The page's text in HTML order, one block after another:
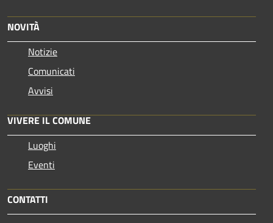
NOVITÀ
Notizie
Comunicati
Avvisi
VIVERE IL COMUNE
Luoghi
Eventi
CONTATTI